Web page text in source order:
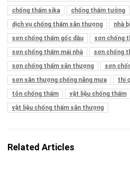
chống thấm sika
chống thấm tường
dịch vụ chống thấm sân thượng
nhà
sơn chống thấm gốc dầu
sơn chống
sơn chống thấm mái nhà
sơn chống
sơn chống thấm sân thượng
sơn
sơn sân thượng chống nắng mưa
thi
tôn chống thấm
vật liệu chống thấm
vật liệu chống thấm sân thượng
Related Articles